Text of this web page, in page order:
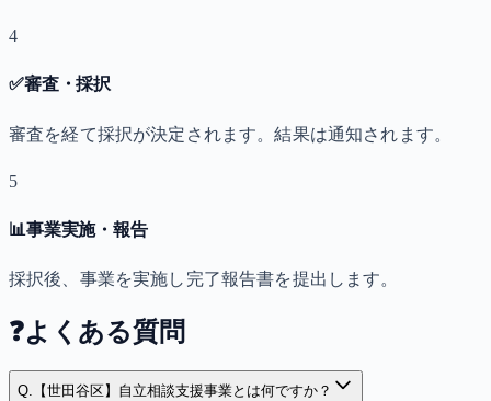
4
✅審査・採択
審査を経て採択が決定されます。結果は通知されます。
5
📊事業実施・報告
採択後、事業を実施し完了報告書を提出します。
❓よくある質問
Q. 【世田谷区】自立相談支援事業とは何ですか？